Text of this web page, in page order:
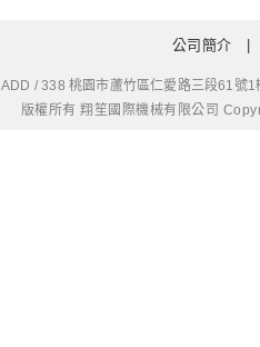
公司簡介
ADD / 338 桃園市蘆竹區仁愛路三
版權所有 翔笙國際機械有限公司